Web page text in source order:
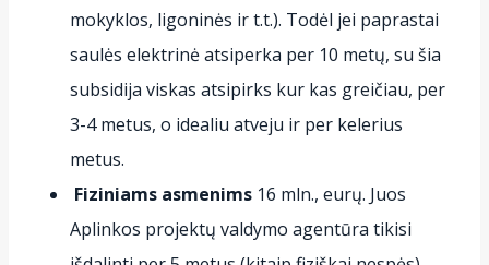
mokyklos, ligoninės ir t.t.). Todėl jei paprastai
saulės elektrinė atsiperka per 10 metų, su šia
subsidija viskas atsipirks kur kas greičiau, per
3-4 metus, o idealiu atveju ir per kelerius
metus.
Fiziniams asmenims 16 mln., eurų. Juos
Aplinkos projektų valdymo agentūra tikisi